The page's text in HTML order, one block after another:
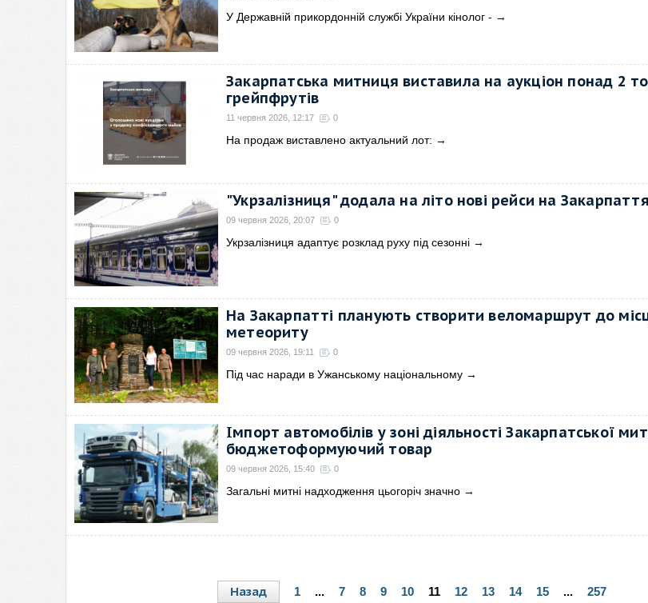
У Державній прикордонній службі України кінолог - →
Закарпатська митниця виставила на аукціон понад 2
грейпфрутів
11 червня 2026, 12:17 0
На продаж виставлено актуальний лот: →
"Укрзалізниця" додала на літо нові рейси на Закарпаття
09 червня 2026, 20:07 0
Укрзалізниця адаптує розклад руху під сезонні →
На Закарпатті планують створити веломаршрут до
метеориту
09 червня 2026, 19:11 0
Під час наради в Ужанському національному →
Імпорт автомобілів у зоні діяльності Закарпатської
бюджетоформуючий товар
09 червня 2026, 15:40 0
Загальні митні надходження цьогоріч значно →
Назад 1 ... 7 8 9 10 11 12 13 14 15 ... 257